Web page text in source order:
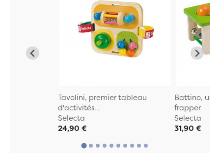
Tavolini, premier tableau
d'activités...
Selecta
24,90 €
Battino, un
frapper
Selecta
31,90 €